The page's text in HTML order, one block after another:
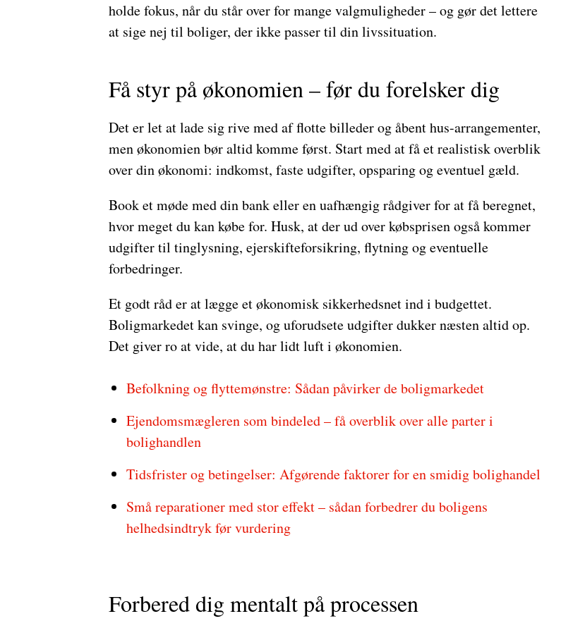
holde fokus, når du står over for mange valgmuligheder – og gør det lettere
at sige nej til boliger, der ikke passer til din livssituation.
Få styr på økonomien – før du forelsker dig
Det er let at lade sig rive med af flotte billeder og åbent hus-arrangementer,
men økonomien bør altid komme først. Start med at få et realistisk overblik
over din økonomi: indkomst, faste udgifter, opsparing og eventuel gæld.
Book et møde med din bank eller en uafhængig rådgiver for at få beregnet,
hvor meget du kan købe for. Husk, at der ud over købsprisen også kommer
udgifter til tinglysning, ejerskifteforsikring, flytning og eventuelle
forbedringer.
Et godt råd er at lægge et økonomisk sikkerhedsnet ind i budgettet.
Boligmarkedet kan svinge, og uforudsete udgifter dukker næsten altid op.
Det giver ro at vide, at du har lidt luft i økonomien.
Befolkning og flyttemønstre: Sådan påvirker de boligmarkedet
Ejendomsmægleren som bindeled – få overblik over alle parter i
bolighandlen
Tidsfrister og betingelser: Afgørende faktorer for en smidig bolighandel
Små reparationer med stor effekt – sådan forbedrer du boligens
helhedsindtryk før vurdering
Forbered dig mentalt på processen